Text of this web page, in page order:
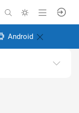
Android